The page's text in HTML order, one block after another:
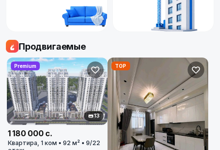
Продвигаемые
Premium
13
1 180 000 с.
Квартира, 1 ком • 92 м² • 9/22
TOP